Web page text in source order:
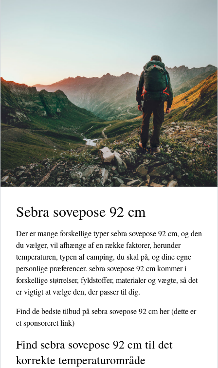
Sebra sovepose 92 cm
Der er mange forskellige typer sebra sovepose 92 cm, og den
du vælger, vil afhænge af en række faktorer, herunder
temperaturen, typen af ​​camping, du skal på, og dine egne
personlige præferencer. sebra sovepose 92 cm kommer i
forskellige størrelser, fyldstoffer, materialer og vægte, så det
er vigtigt at vælge den, der passer til dig.
Find de bedste tilbud på sebra sovepose 92 cm her(dette er
et sponsoreret link)
Find sebra sovepose 92 cm til det
korrekte temperaturområde